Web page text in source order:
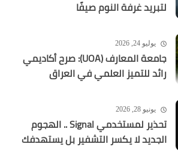
لتبريد غرفة النوم صيفًا
يوليو 24, 2026
جامعة المعارف (UOA): صرح أكاديمي
رائد للتميز العلمي في العراق
يونيو 28, 2026
تحذير لمستخدمي Signal .. الهجوم
الجديد لا يكسر التشفير بل يستهدفك